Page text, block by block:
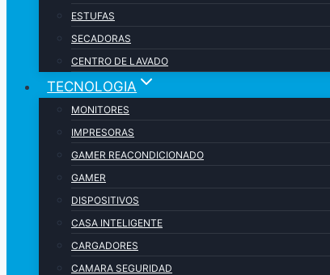
ESTUFAS
SECADORAS
CENTRO DE LAVADO
TECNOLOGIA
MONITORES
IMPRESORAS
GAMER REACONDICIONADO
GAMER
DISPOSITIVOS
CASA INTELIGENTE
CARGADORES
CAMARA SEGURIDAD